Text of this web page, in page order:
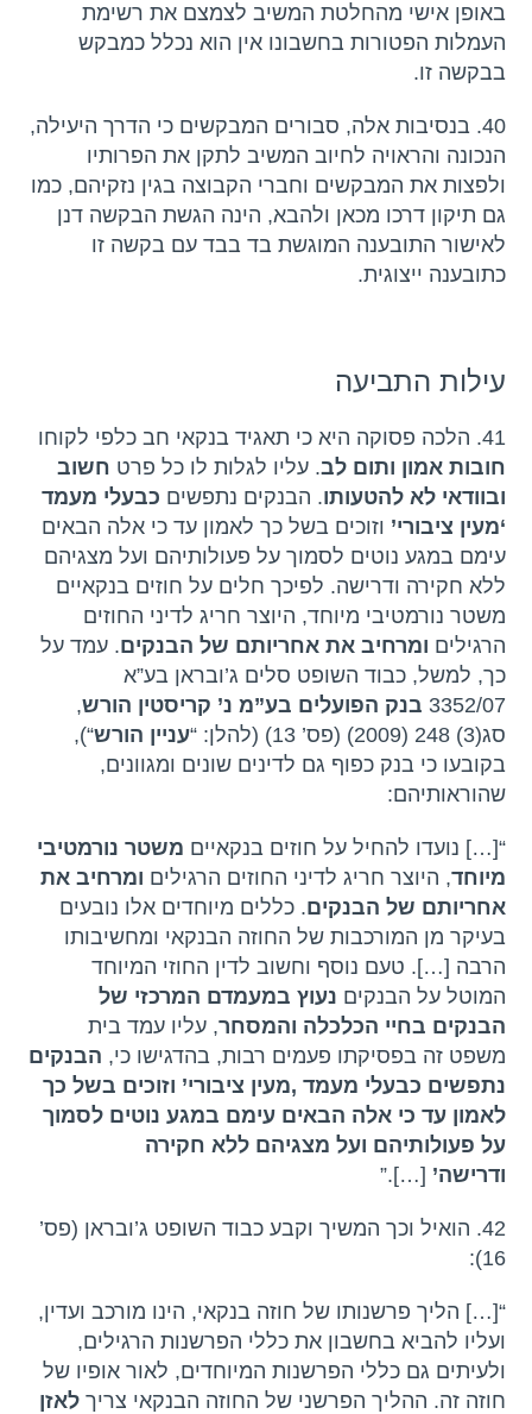
באופן אישי מהחלטת המשיב לצמצם את רשימת
העמלות הפטורות בחשבונו אין הוא נכלל כמבקש
בבקשה זו.
40. בנסיבות אלה, סבורים המבקשים כי הדרך היעילה,
הנכונה והראויה לחיוב המשיב לתקן את הפרותיו
ולפצות את המבקשים וחברי הקבוצה בגין נזקיהם, כמו
גם תיקון דרכו מכאן ולהבא, הינה הגשת הבקשה דנן
לאישור התובענה המוגשת בד בבד עם בקשה זו
כתובענה ייצוגית.
עילות התביעה
41. הלכה פסוקה היא כי תאגיד בנקאי חב כלפי לקוחו
חובות אמון ותום לב. עליו לגלות לו כל פרט חשוב
ובוודאי לא להטעותו. הבנקים נתפשים כבעלי מעמד
‘מעין ציבורי’ וזוכים בשל כך לאמון עד כי אלה הבאים
עימם במגע נוטים לסמוך על פעולותיהם ועל מצגיהם
ללא חקירה ודרישה. לפיכך חלים על חוזים בנקאיים
משטר נורמטיבי מיוחד, היוצר חריג לדיני החוזים
הרגילים ומרחיב את אחריותם של הבנקים. עמד על
כך, למשל, כבוד השופט סלים ג’ובראן בע”א
3352/07 בנק הפועלים בע”מ נ’ קריסטין הורש,
סג(3) 248 (2009) (פס’ 13) (להלן: “
עניין הורש“),
בקובעו כי בנק כפוף גם לדינים שונים ומגוונים,
שהוראותיהם:
“[…] נועדו להחיל על חוזים בנקאיים משטר נורמטיבי
מיוחד, היוצר חריג לדיני החוזים הרגילים ומרחיב את
אחריותם של הבנקים. כללים מיוחדים אלו נובעים
בעיקר מן המורכבות של החוזה הבנקאי ומחשיבותו
הרבה […]. טעם נוסף וחשוב לדין החוזי המיוחד
המוטל על הבנקים נעוץ במעמדם המרכזי של
הבנקים בחיי הכלכלה והמסחר, עליו עמד בית
משפט זה בפסיקתו פעמים רבות, בהדגישו כי, הבנקים
נתפשים כבעלי מעמד ,מעין ציבורי’ וזוכים בשל כך
לאמון עד כי אלה הבאים עימם במגע נוטים לסמוך
על פעולותיהם ועל מצגיהם ללא חקירה
ודרישה’ […].”
42. הואיל וכך המשיך וקבע כבוד השופט ג’ובראן (פס’
16):
“[…] הליך פרשנותו של חוזה בנקאי, הינו מורכב ועדין,
ועליו להביא בחשבון את כללי הפרשנות הרגילים,
ולעיתים גם כללי הפרשנות המיוחדים, לאור אופיו של
חוזה זה. ההליך הפרשני של החוזה הבנקאי צריךלאזן